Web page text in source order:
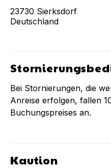
23730 Sierksdorf
Deutschland
Bei Stornierungen, die
Anreise erfolgen, fallen
Buchungspreises an.
Kaution